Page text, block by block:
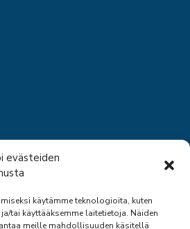
evästeiden
käytämme teknologioita, kuten
tai käyttääksemme laitetietoja. Näiden
meille mahdollisuuden käsitellä
Keskusjärjestö